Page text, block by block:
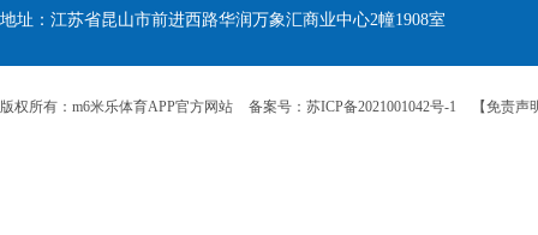
地址：江苏省昆山市前进西路华润万象汇商业中心2幢1908室
版权所有：m6米乐体育APP官方网站 备案号：苏ICP备2021001042号-1 【免责声